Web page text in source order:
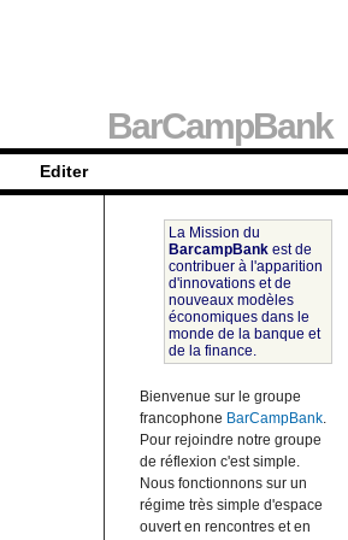
BarCampBank
Editer
La Mission du
BarcampBank est de
contribuer à l'apparition
d'innovations et de
nouveaux modèles
économiques dans le
monde de la banque et
de la finance.
Bienvenue sur le groupe
francophone BarCampBank
Pour rejoindre notre groupe
de réflexion c'est simple.
Nous fonctionnons sur un
régime très simple d'espace
ouvert en rencontres et en